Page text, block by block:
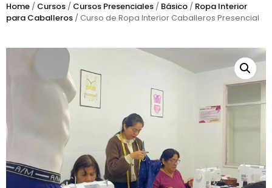
Home / Cursos / Cursos Presenciales / Básico / Ropa Interior
para Caballeros / Curso de Ropa Interior Caballeros Presencial